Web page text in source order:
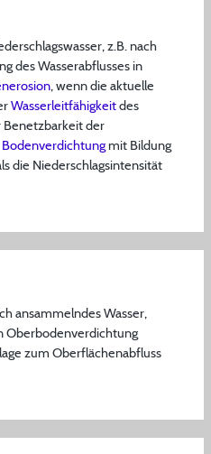
z.B. nach
des Wasserabflusses in
, wenn die aktuelle
Wasserleitfähigkeitdes
Benetzbarkeit der
Bodenverdichtungmit Bildung
die Niederschlagsintensität
ansammelndes Wasser,
Oberbodenverdichtung
zum Oberflächenabfluss